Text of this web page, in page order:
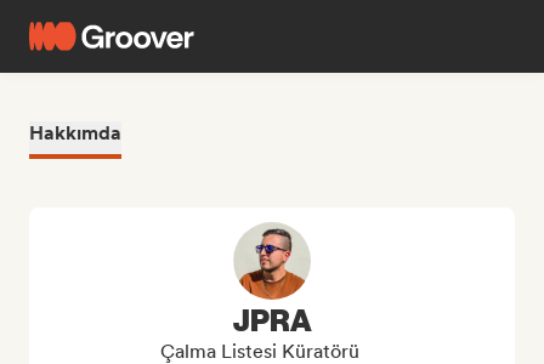
Hakkımda
JPRA
Çalma Listesi Küratörü